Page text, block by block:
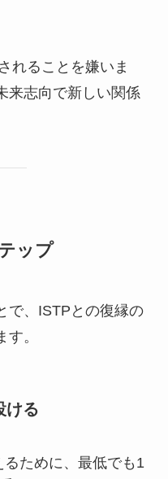
れることを嫌いま
来志向で新しい関係
ップ
で、ISTPとの復縁の
。
ける
ために、最低でも1